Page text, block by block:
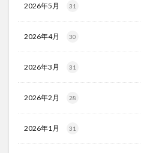
2026年5月 31
2026年4月 30
2026年3月 31
2026年2月 28
2026年1月 31